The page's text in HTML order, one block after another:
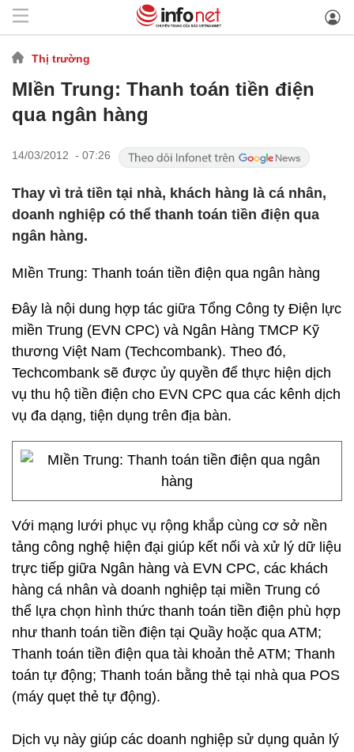
Thị trường
MIền Trung: Thanh toán tiền điện
qua ngân hàng
14/03/2012 - 07:26
Thay vì trả tiền tại nhà, khách hàng là cá nhân,
doanh nghiệp có thể thanh toán tiền điện qua
ngân hàng.
MIền Trung: Thanh toán tiền điện qua ngân hàng
Đây là nội dung hợp tác giữa Tổng Công ty Điện lực
miền Trung (EVN CPC) và Ngân Hàng TMCP Kỹ
thương Việt Nam (Techcombank). Theo đó,
Techcombank sẽ được ủy quyền để thực hiện dịch
vụ thu hộ tiền điện cho EVN CPC qua các kênh dịch
vụ đa dạng, tiện dụng trên địa bàn.
Với mạng lưới phục vụ rộng khắp cùng cơ sở nền
tảng công nghệ hiện đại giúp kết nối và xử lý dữ liệu
trực tiếp giữa Ngân hàng và EVN CPC, các khách
hàng cá nhân và doanh nghiệp tại miền Trung có
thể lựa chọn hình thức thanh toán tiền điện phù hợp
như thanh toán tiền điện tại Quầy hoặc qua ATM;
Thanh toán tiền điện qua tài khoản thẻ ATM; Thanh
toán tự động; Thanh toán bằng thẻ tại nhà qua POS
(máy quẹt thẻ tự động).
Dịch vụ này giúp các doanh nghiệp sử dụng quản lý